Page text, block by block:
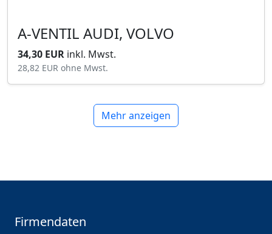
A-VENTIL AUDI, VOLVO
34,30 EUR inkl. Mwst.
28,82 EUR ohne Mwst.
Mehr anzeigen
Firmendaten